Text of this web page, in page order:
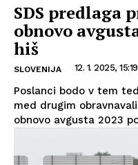
SDS predlaga
obnovo
hiš
SLOVENIJA 12. 1. 2025, 15:19
Poslanci bodo v tem
med drugim
obnovo avgusta 2023